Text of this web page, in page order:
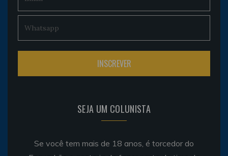
SEJA UM COLUNISTA
Se você tem mais de 18 anos, é torcedor do